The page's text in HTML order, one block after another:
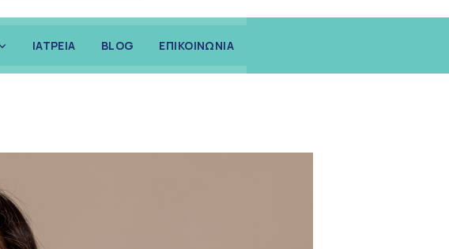
ΙΑΤΡΕΙΑ BLOG ΕΠΙΚΟΙΝΩΝΙΑ